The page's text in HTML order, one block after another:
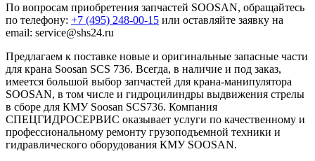
По вопросам приобретения запчастей SOOSAN, обращайтесь
по телефону: +7 (495) 248-00-15 или оставляйте заявку на
email: service@shs24.ru
Предлагаем к поставке новые и оригинальные запасные части
для крана Soosan SCS 736. Всегда, в наличие и под заказ,
имеется большой выбор запчастей для крана-манипулятора
SOOSAN, в том числе и гидроцилиндры выдвижения стрелы
в сборе для КМУ Soosan SCS736. Компания
СПЕЦГИДРОСЕРВИС оказывает услуги по качественному и
профессиональному ремонту грузоподъемной техники и
гидравлического оборудования КМУ SOOSAN.